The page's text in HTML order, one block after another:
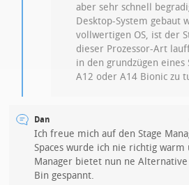
aber sehr schnell
Desktop-System gebaut
vollwertigen OS, ist der
dieser Prozessor-Art
in den grundzügen eines
A12 oder A14 Bionic zu
Dan
Ich freue mich auf den Stage
Spaces wurde ich nie richtig warm
Manager bietet nun ne
Bin gespannt.